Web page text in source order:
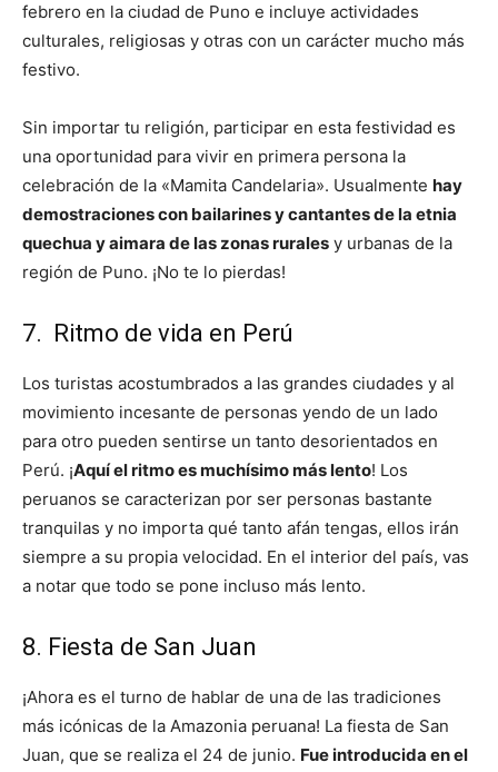
febrero en la ciudad de Puno e incluye actividades
culturales, religiosas y otras con un carácter mucho más
festivo.
Sin importar tu religión, participar en esta festividad es
una oportunidad para vivir en primera persona la
celebración de la «Mamita Candelaria». Usualmente hay
demostraciones con bailarines y cantantes de la etnia
quechua y aimara de las zonas rurales y urbanas de la
región de Puno. ¡No te lo pierdas!
7. Ritmo de vida en Perú
Los turistas acostumbrados a las grandes ciudades y al
movimiento incesante de personas yendo de un lado
para otro pueden sentirse un tanto desorientados en
Perú. ¡Aquí el ritmo es muchísimo más lento! Los
peruanos se caracterizan por ser personas bastante
tranquilas y no importa qué tanto afán tengas, ellos irán
siempre a su propia velocidad. En el interior del país, vas
a notar que todo se pone incluso más lento.
8. Fiesta de San Juan
¡Ahora es el turno de hablar de una de las tradiciones
más icónicas de la Amazonia peruana! La fiesta de San
Juan, que se realiza el 24 de junio. Fue introducida en el